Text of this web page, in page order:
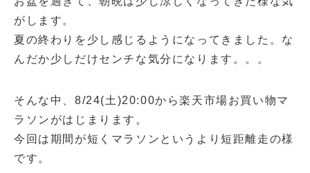
がします。
夏の終わりを少し感じるようになってきました。な
んだか少しだけセンチな気分になります。。。
そんな中、8/24(土)20:00から楽天市場お買い物マ
ラソンがはじまります。
今回は期間が短くマラソンというより短距離走の様
です。